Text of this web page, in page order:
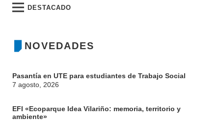
DESTACADO
NOVEDADES
Pasantía en UTE para estudiantes de Trabajo Social
7 agosto, 2026
EFI «Ecoparque Idea Vilariño: memoria, territorio y
ambiente»